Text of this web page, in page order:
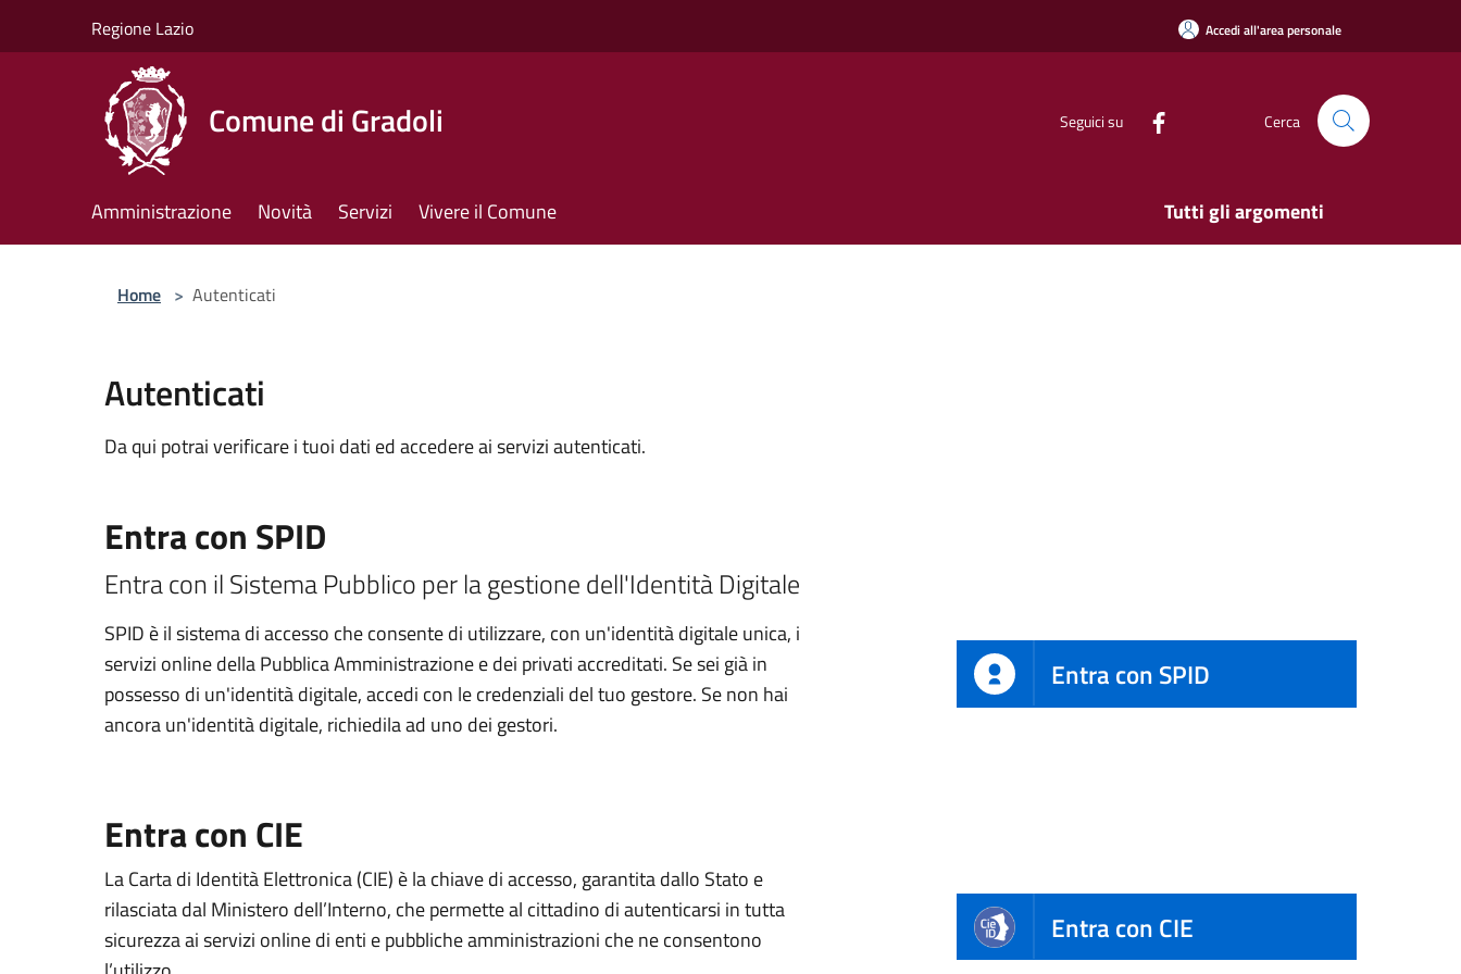
Regione Lazio Accedi all'area personale
Comune di Gradoli Seguici su Cerca
Amministrazione Novità Servizi Vivere il Comune Tutti gli argomenti
Home > Autenticati
Autenticati
Da qui potrai verificare i tuoi dati ed accedere ai servizi autenticati.
Entra con SPID
Entra con il Sistema Pubblico per la gestione dell'Identità Digitale
SPID è il sistema di accesso che consente di utilizzare, con un'identità digitale unica, i
servizi online della Pubblica Amministrazione e dei privati accreditati. Se sei già in
possesso di un'identità digitale, accedi con le credenziali del tuo gestore. Se non hai
ancora un'identità digitale, richiedila ad uno dei gestori.
Entra con SPID
Entra con CIE
La Carta di Identità Elettronica (CIE) è la chiave di accesso, garantita dallo Stato e
rilasciata dal Ministero dell’Interno, che permette al cittadino di autenticarsi in tutta
sicurezza ai servizi online di enti e pubbliche amministrazioni che ne consentono
Entra con CIE